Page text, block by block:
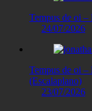
Tempus de oi –
24/07/2026
Tempus de oi –
(Escalaplano)
23/07/2026